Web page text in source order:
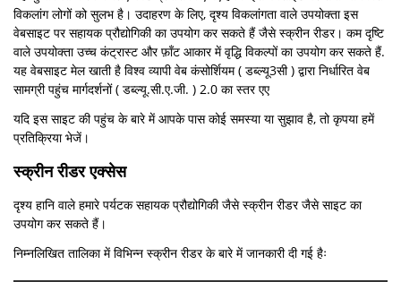
विकलांग लोगों को सुलभ है। उदाहरण के लिए, दृश्य विकलांगता वाले उपयोक्ता इस
वेबसाइट पर सहायक प्रौद्योगिकी का उपयोग कर सकते हैं जैसे स्क्रीन रीडर। कम दृष्टि
वाले उपयोक्ता उच्च कंट्रास्ट और फ़ॉंट आकार में वृद्धि विकल्पों का उपयोग कर सकते हैं.
यह वेबसाइट मेल खाती है विश्व व्यापी वेब कंसोर्शियम ( डब्ल्यू3सी ) द्वारा निर्धारित वेब
सामग्री पहुंच मार्गदर्शनों ( डब्ल्यू.सी.ए.जी. ) 2.0 का स्तर एए
यदि इस साइट की पहुंच के बारे में आपके पास कोई समस्या या सुझाव है, तो कृपया हमें
प्रतिक्रिया भेजें।
स्क्रीन रीडर एक्सेस
दृश्य हानि वाले हमारे पर्यटक सहायक प्रौद्योगिकी जैसे स्क्रीन रीडर जैसे साइट का
उपयोग कर सकते हैं।
निम्नलिखित तालिका में विभिन्न स्क्रीन रीडर के बारे में जानकारी दी गई हैः